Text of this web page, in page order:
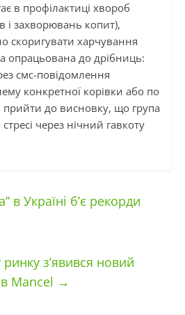
в профілактиці хвороб
і захворювань копит),
скоригувати харчування
опрацьована до дрібниць:
смс-повідомлення
конкретної корівки або по
прийти до висновку, що група
через нічний гавкоту
в Україні б’є рекорди
з’явився новий
Mancel →